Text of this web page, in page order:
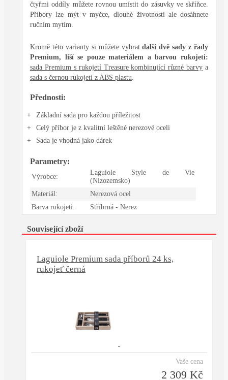
čtyřmi oddíly můžete rovnou umístit do zásuvky ve skříňce.
Příbory lze mýt v myčce, dlouhé životnosti ale dosáhnete
ručním mytím.
Kromě této varianty si můžete vybratdalší dvě sady z řady
Premium, liší se pouze materiálem a barvou rukojeti:
sada Premium s rukojetí Treasure kombinující různé barvy a
sada s černou rukojetí z ABS plastu.
Přednosti:
Základní sada pro každou příležitost
Celý příbor je z kvalitní leštěné nerezové oceli
Sada je vhodná jako dárek
Parametry:
Výrobce:
Laguiole Style de Vie
(Nizozemsko)
Materiál:
Nerezová ocel
Barva rukojeti:
Stříbrná - Nerez
Související zboží
Laguiole Premium sada příborů 24 ks,
rukojeť černá
Vaše cena
2 309 Kč